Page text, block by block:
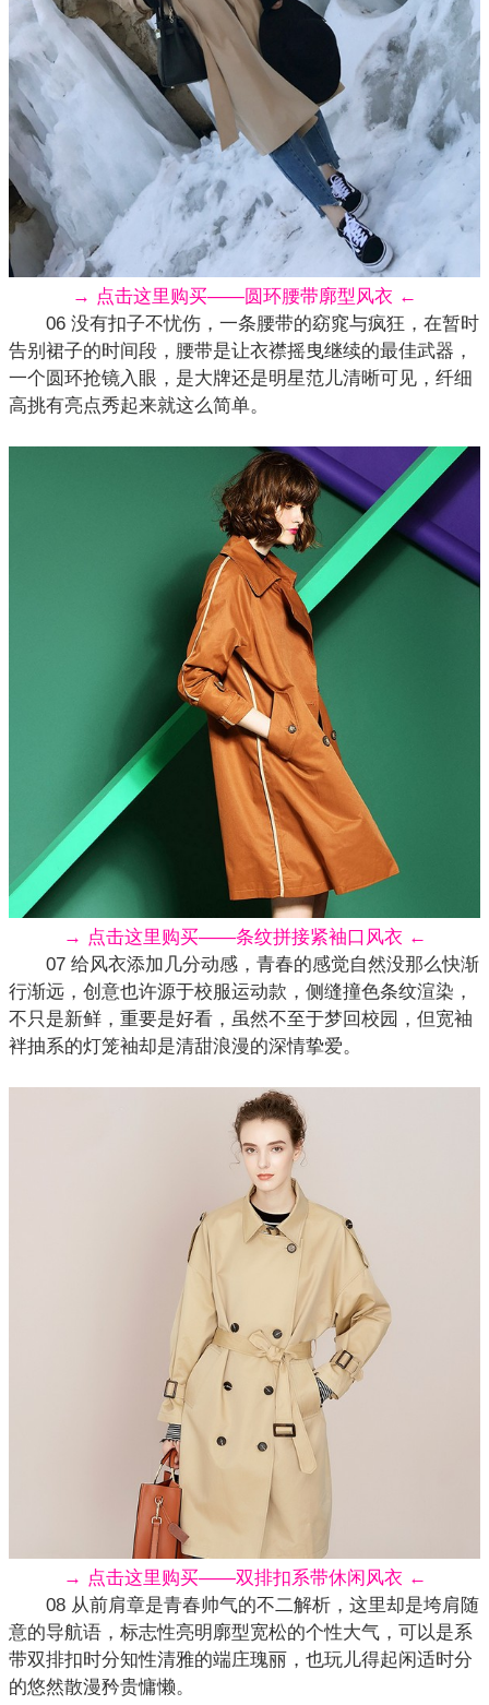
→ 点击这里购买——圆环腰带廓型风衣 ←
06 没有扣子不忧伤，一条腰带的窈窕与疯狂，在暂时
告别 裙子的时间段，腰带是让衣襟摇曳继续的最佳武器，
一个圆环抢镜入眼，是大牌还是明星范儿清晰可见，纤细
高挑有亮点秀起来就这么简单。
→ 点击这里购买——条纹拼接紧袖口风衣 ←
07 给风衣添加几分动感，青春的感觉自然没那么快渐
行渐远，创意也许源于校服运动款，侧缝撞色条纹渲染，
不只是新鲜，重要是好看，虽然不至于梦回校园，但宽袖
袢抽系的灯笼袖却是清甜浪漫的深情挚爱。
→ 点击这里购买——双排扣系带休闲风衣 ←
08 从前肩章是青春帅气的不二解析，这里却是垮肩随
意的导航语，标志性亮明廓型宽松的个性大气，可以是系
带双排扣时分知性清雅的端庄瑰丽，也玩儿得起闲适时分
的悠然散漫矜贵慵懒。